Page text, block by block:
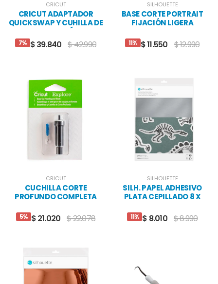
CRICUT
CRICUT ADAPTADOR
QUICKSWAP Y CUHILLA DE
PERFORADO BÁSICO
7% $ 39.840 $ 42.990
SILHOUETTE
BASE CORTE PORTRAIT
FIJACIÓN LIGERA
11% $ 11.550 $ 12.990
CRICUT
CUCHILLA CORTE
PROFUNDO COMPLETA
5% $ 21.020 $ 22.078
SILHOUETTE
SILH. PAPEL ADHESIVO
PLATA CEPILLADO 8 X
11% $ 8.010 $ 8.990